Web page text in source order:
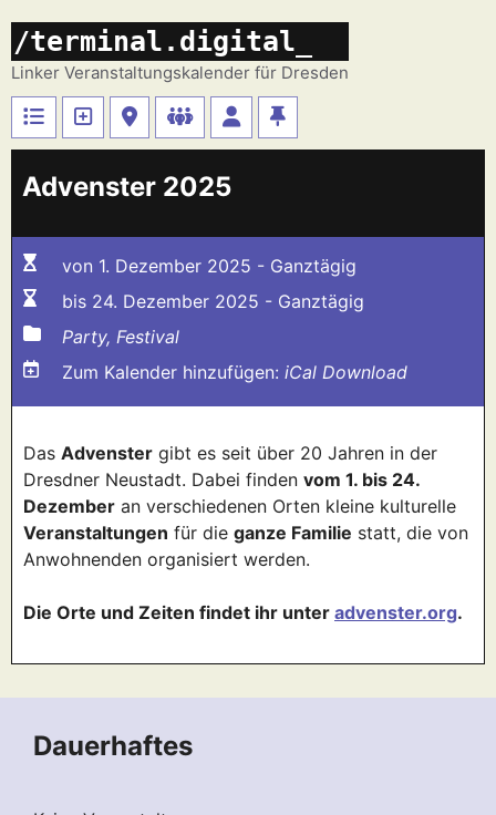
Inhalt
springen
/terminal.digital_
Linker Veranstaltungskalender für Dresden
Advenster 2025
von 1. Dezember 2025 - Ganztägig
bis 24. Dezember 2025 - Ganztägig
Party, Festival
Zum Kalender hinzufügen: iCal Download
Das Advenster gibt es seit über 20 Jahren in der
Dresdner Neustadt. Dabei finden vom 1. bis 24.
Dezember an verschiedenen Orten kleine kulturelle
Veranstaltungen für die ganze Familie statt, die von
Anwohnenden organisiert werden.
Die Orte und Zeiten findet ihr unter advenster.org.
Dauerhaftes